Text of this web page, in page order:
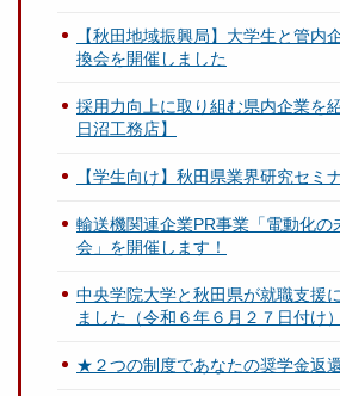
【秋田地域振興局】大学生と管内
換会を開催しました
採用力向上に取り組む県内企業を
日沼工務店】
【学生向け】秋田県業界研究セミ
輸送機関連企業PR事業「電動化の
会」を開催します！
中央学院大学と秋田県が就職支援
ました（令和６年６月２７日付け）
★２つの制度であなたの奨学金返